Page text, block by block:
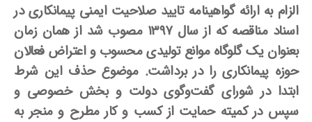
الزام به ارائه گواهینامه تایید صلاحیت ایمنی پیمانکاری در
اسناد مناقصه که از سال ۱۳۹۷ مصوب شد از همان زمان
بعنوان یک گلوگاه موانع تولیدی محسوب و اعتراض فعالان
حوزه پیمانکاری را در برداشت. موضوع حذف این شرط
ابتدا در شورای گفت‌وگوی دولت و بخش خصوصی و
سپس در کمیته حمایت از کسب و کار مطرح و منجر به